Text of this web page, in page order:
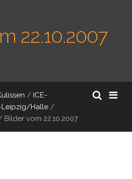
22.10.2007
/ ICE-
Halle /
Bilder vom 22.10.2007